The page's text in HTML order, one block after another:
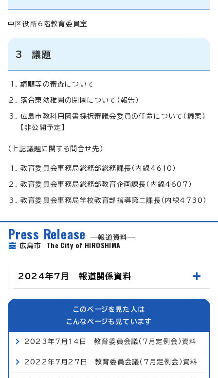
中区役所6階教育委員室
3 議題
請願等の審査について
落合東幼稚園の閉園について（報告）
広島市教科用図書採択審議会委員の任命について（議案）
【非公開予定】
（上記議題に関する問合せ先）
教育委員会事務局総務部総務課長（内線4610）
教育委員会事務局総務部教育企画課長（内線4607）
教育委員会事務局学校教育部指導第二課長（内線4730）
Press Release
報道資料
広島市 The City of HIROSHIMA
2024年7月 報道関係資料
このページを見た人は
こんなページも見ています
2023年7月14日 教育委員会議（7月定例会）資料
2022年7月27日 教育委員会議（7月定例会）資料